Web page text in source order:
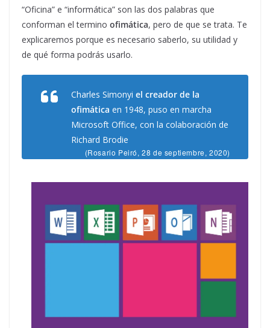
“Oficina” e “informática” son las dos palabras que
conforman el termino ofimática, pero de que se trata. Te
explicaremos porque es necesario saberlo, su utilidad y
de qué forma podrás usarlo.
Charles Simonyi el creador de la
ofimática en 1948, puso en marcha
Microsoft Office, con la colaboración de
Richard Brodie
(Rosario Peiró, 28 de septiembre, 2020)